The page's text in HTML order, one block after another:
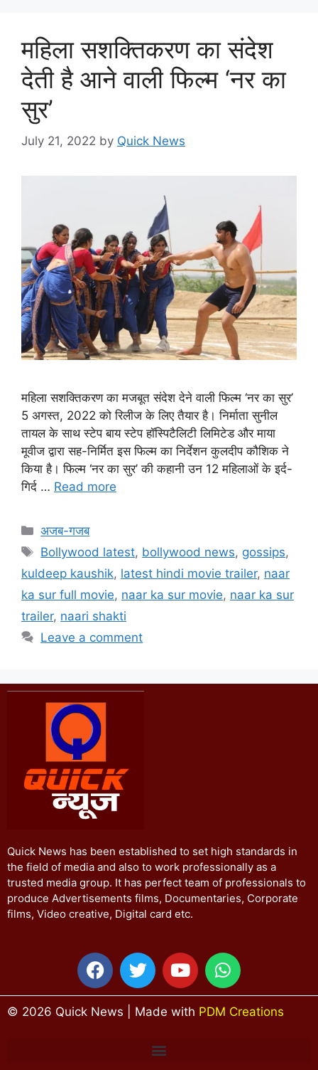
महिला सशक्तिकरण का संदेश
देती है आने वाली फिल्म ‘नर का
सुर’
July 21, 2022 by Quick News
महिला सशक्तिकरण का मजबूत संदेश देने वाली फिल्म ‘नर का सुर’
5 अगस्त, 2022 को रिलीज के लिए तैयार है। निर्माता सुनील
तायल के साथ स्टेप बाय स्टेप हॉस्पिटैलिटी लिमिटेड और माया
मूवीज द्वारा सह-निर्मित इस फिल्म का निर्देशन कुलदीप कौशिक ने
किया है। फिल्म ‘नर का सुर’ की कहानी उन 12 महिलाओं के इर्द-
गिर्द … Read more
अजब-गजब
Bollywood latest, bollywood news, gossips,
kuldeep kaushik, latest hindi movie trailer, naar
ka sur full movie, naar ka sur movie, naar ka sur
trailer, naari shakti
Leave a comment
Quick News has been established to set high standards in
the field of media and also to work professionally as a
trusted media group. It has perfect team of professionals to
produce Advertisements films, Documentaries, Corporate
films, Video creative, Digital card etc.
© 2026 Quick News | Made with PDM Creations